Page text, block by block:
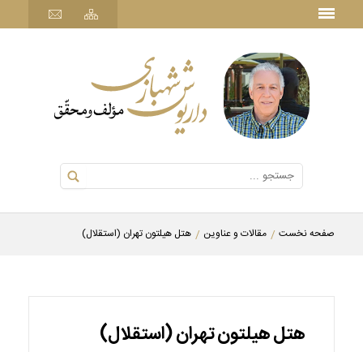
صفحه نخست مقالات و عناوین هتل هیلتون تهران (استقلال)
هتل هیلتون تهران (استقلال)